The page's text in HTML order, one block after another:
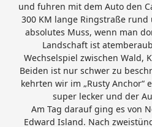
und fuhren mit dem Auto den
300 KM lange Ringstraße rund
absolutes Muss, wenn man
Landschaft ist
Wechselspiel zwischen Wald,
Beiden ist nur schwer zu
kehrten wir im „Rusty Anchor“
super lecker und der
Am Tag darauf ging es von
Edward Island. Nach